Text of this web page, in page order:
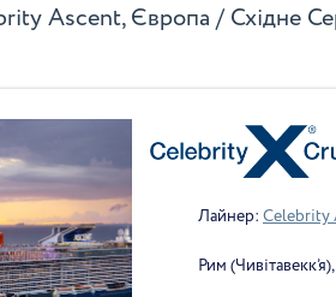
Ascent, Європа / Східне
Лайнер: Celebrity
Рим (Чивітавекк’я),